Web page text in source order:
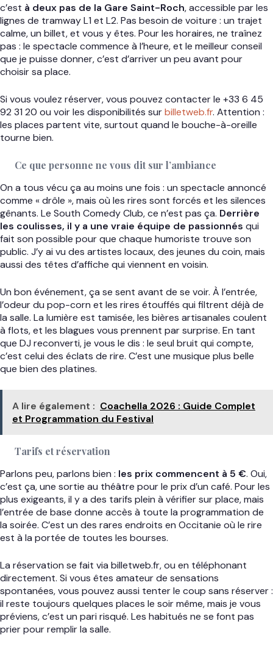
c’est à deux pas de la Gare Saint-Roch, accessible par les
lignes de tramway L1 et L2. Pas besoin de voiture : un trajet
calme, un billet, et vous y êtes. Pour les horaires, ne traînez
pas : le spectacle commence à l’heure, et le meilleur conseil
que je puisse donner, c’est d’arriver un peu avant pour
choisir sa place.
Si vous voulez réserver, vous pouvez contacter le +33 6 45
92 31 20 ou voir les disponibilités surbilletweb.fr. Attention :
les places partent vite, surtout quand le bouche-à-oreille
tourne bien.
Ce que personne ne vous dit sur l’ambiance
On a tous vécu ça au moins une fois : un spectacle annoncé
comme « drôle », mais où les rires sont forcés et les silences
gênants. Le South Comedy Club, ce n’est pas ça. Derrière
les coulisses, il y a une vraie équipe de passionnés qui
fait son possible pour que chaque humoriste trouve son
public. J’y ai vu des artistes locaux, des jeunes du coin, mais
aussi des têtes d’affiche qui viennent en voisin.
Un bon événement, ça se sent avant de se voir. À l’entrée,
l’odeur du pop-corn et les rires étouffés qui filtrent déjà de
la salle. La lumière est tamisée, les bières artisanales coulent
à flots, et les blagues vous prennent par surprise. En tant
que DJ reconverti, je vous le dis : le seul bruit qui compte,
c’est celui des éclats de rire. C’est une musique plus belle
que bien des platines.
A lire également : Coachella 2026 : Guide Complet
et Programmation du Festival
Tarifs et réservation
Parlons peu, parlons bien : les prix commencent à 5 €. Oui,
c’est ça, une sortie au théâtre pour le prix d’un café. Pour les
plus exigeants, il y a des tarifs plein à vérifier sur place, mais
l’entrée de base donne accès à toute la programmation de
la soirée. C’est un des rares endroits en Occitanie où le rire
est à la portée de toutes les bourses.
La réservation se fait via billetweb.fr, ou en téléphonant
directement. Si vous êtes amateur de sensations
spontanées, vous pouvez aussi tenter le coup sans réserver :
il reste toujours quelques places le soir même, mais je vous
préviens, c’est un pari risqué. Les habitués ne se font pas
prier pour remplir la salle.